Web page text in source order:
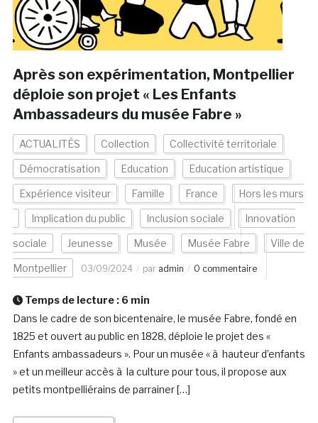
Après son expérimentation, Montpellier
déploie son projet « Les Enfants
Ambassadeurs du musée Fabre »
ACTUALITÉS Collection Collectivité territoriale
Démocratisation Education Education artistique
Expérience visiteur Famille France Hors les murs
Implication du public Inclusion sociale Innovation
sociale Jeunesse Musée Musée Fabre Ville de
Montpellier 03/09/2024 par admin 0 commentaire
Temps de lecture : 6 min
Dans le cadre de son bicentenaire, le musée Fabre, fondé en
1825 et ouvert au public en 1828, déploie le projet des «
Enfants ambassadeurs ». Pour un musée « à hauteur d’enfants
» et un meilleur accès à la culture pour tous, il propose aux
petits montpelliérains de parrainer […]